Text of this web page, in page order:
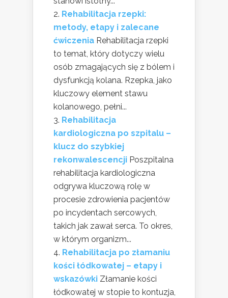
Rehabilitacja rzepki:
metody, etapy i zalecane
ćwiczenia Rehabilitacja rzepki
to temat, który dotyczy wielu
osób zmagających się z bólem i
dysfunkcją kolana. Rzepka, jako
kluczowy element stawu
kolanowego, pełni...
Rehabilitacja
kardiologiczna po szpitalu –
klucz do szybkiej
rekonwalescencji Poszpitalna
rehabilitacja kardiologiczna
odgrywa kluczową rolę w
procesie zdrowienia pacjentów
po incydentach sercowych,
takich jak zawał serca. To okres,
w którym organizm...
Rehabilitacja po złamaniu
kości łódkowatej – etapy i
wskazówki Złamanie kości
łódkowatej w stopie to kontuzja,